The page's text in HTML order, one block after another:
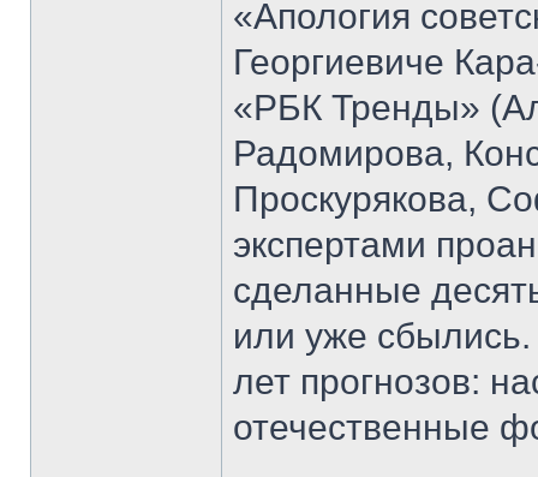
«Апология
Георгиевиче
«РБК Тренды»
Радомирова,
Проскурякова,
экспертами
сделанные
или уже сбылись.
лет прогнозов:
отечественные